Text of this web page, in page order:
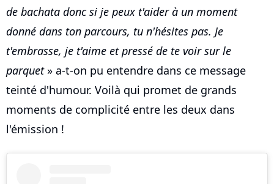
de bachata donc si je peux t'aider à un moment
donné dans ton parcours, tu n'hésites pas. Je
t'embrasse, je t'aime et pressé de te voir sur le
parquet» a-t-on pu entendre dans ce message
teinté d'humour. Voilà qui promet de grands
moments de complicité entre les deux dans
l'émission !